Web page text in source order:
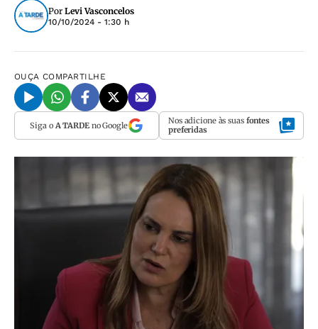
Por Levi Vasconcelos
10/10/2024 - 1:30 h
OUÇA COMPARTILHE
Siga o A TARDEno Google Nos adicione às suas fontes
preferidas